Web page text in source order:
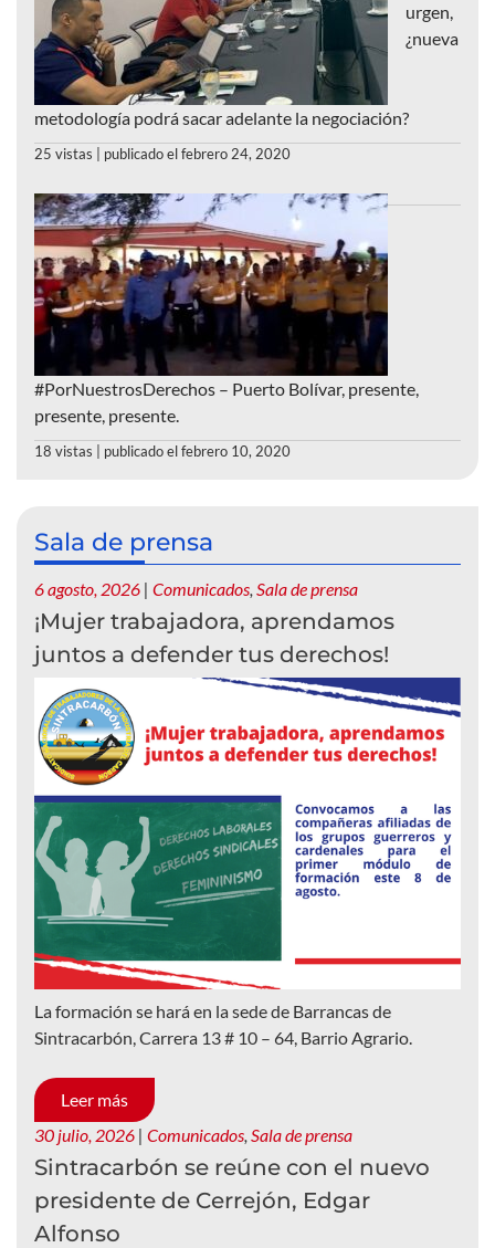
urgen,
¿nueva
metodología podrá sacar adelante la negociación?
25 vistas publicado el febrero 24, 2020
#PorNuestrosDerechos – Puerto Bolívar, presente,
presente, presente.
18 vistas publicado el febrero 10, 2020
Sala de prensa
6 agosto, 2026 | Comunicados, Sala de prensa
¡Mujer trabajadora, aprendamos
juntos a defender tus derechos!
La formación se hará en la sede de Barrancas de
Sintracarbón, Carrera 13 # 10 – 64, Barrio Agrario.
Leer más
30 julio, 2026 | Comunicados Sala de prensa
Sintracarbón se reúne con el nuevo
presidente de Cerrejón, Edgar
Alfonso